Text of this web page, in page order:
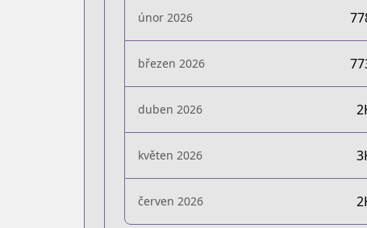
únor 2026
březen 2026
duben 2026
květen 2026
červen 2026